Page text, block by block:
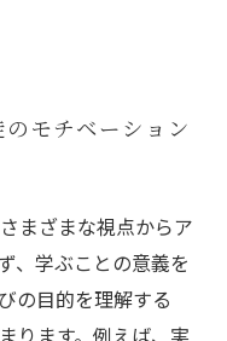
モチベーション
まざまな視点からア
、学ぶことの意義を
の目的を理解する
ります。例えば、実